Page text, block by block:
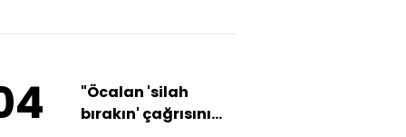
"Öcalan 'silah
bırakın' çağrısını